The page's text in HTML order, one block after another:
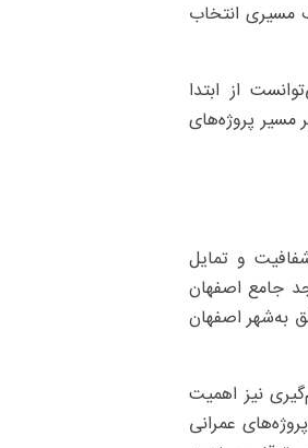
مسیری انتخاب
از ابتدا
پروژه‌های
و تمایل
جامع اصفهان
به‌شهر اصفهان
نیز اهمیت
عمرانی